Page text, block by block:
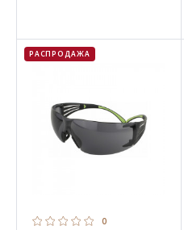
РАСПРОДАЖА
0